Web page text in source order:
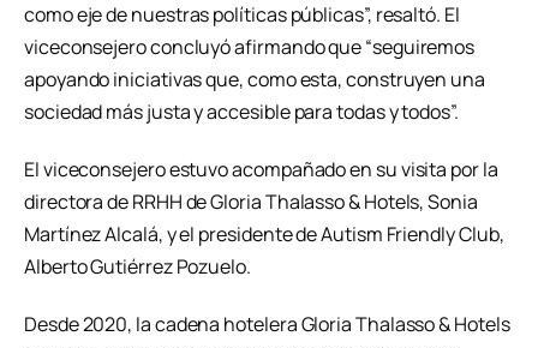
como eje de nuestras políticas públicas”, resaltó. El
viceconsejero concluyó afirmando que “seguiremos
apoyando iniciativas que, como esta, construyen una
sociedad más justa y accesible para todas y todos”.
El viceconsejero estuvo acompañado en su visita por la
directora de RRHH de Gloria Thalasso & Hotels, Sonia
Martínez Alcalá, y el presidente de Autism Friendly Club,
Alberto Gutiérrez Pozuelo.
Desde 2020, la cadena hotelera Gloria Thalasso & Hotels